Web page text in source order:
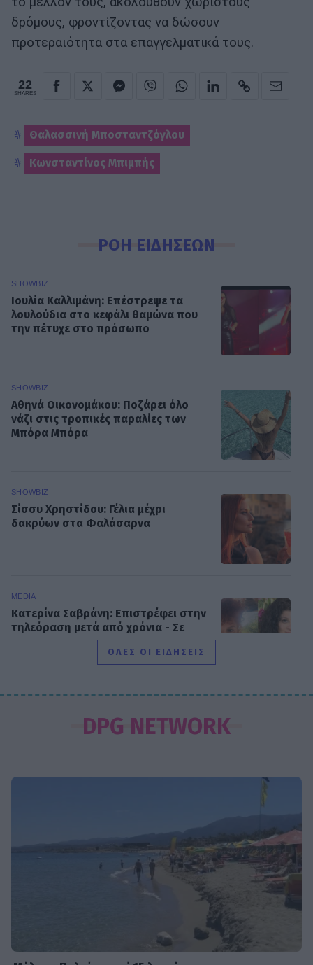
δρόμους, φροντίζοντας να δώσουν
προτεραιότητα στα επαγγελματικά τους.
22
SHARES
Θαλασσινή Μποσταντζόγλου
Κωνσταντίνος Μπιμπής
ΡΟΗ ΕΙΔΗΣΕΩΝ
SHOWBIZ
Ιουλία Καλλιμάνη: Επέστρεψε τα
λουλούδια στο κεφάλι θαμώνα που
την πέτυχε στο πρόσωπο
SHOWBIZ
Αθηνά Οικονομάκου: Ποζάρει όλο
νάζι στις τροπικές παραλίες των
Μπόρα Μπόρα
SHOWBIZ
Σίσσυ Χρηστίδου: Γέλια μέχρι
δακρύων στα Φαλάσαρνα
MEDIA
Κατερίνα Σαβράνη: Επιστρέφει στην
τηλεόραση μετά από χρόνια - Σε
ποια σειρά θα τη δούμε
Ρία Ελληνίδου: Ποζάρει με μαγιό
πάνω σε σκάφος και «ανάβει»
Bachelor... χρυσή στο bodybuilding
τηλεοπτικά στη νέα σειρά «Χαμένα
ΟΛΕΣ ΟΙ ΕΙΔΗΣΕΙΣ
DPG NETWORK